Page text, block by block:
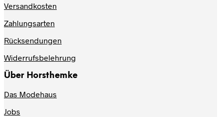
Versandkosten
Zahlungsarten
Rücksendungen
Widerrufsbelehrung
Über Horsthemke
Das Modehaus
Jobs